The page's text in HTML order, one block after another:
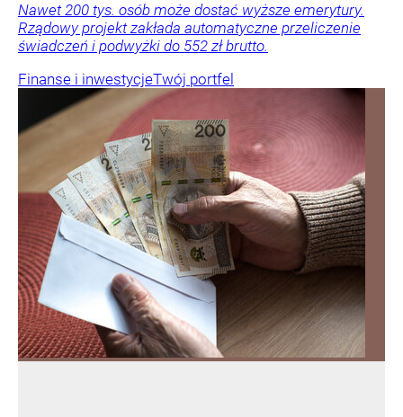
Nawet 200 tys. osób może dostać wyższe emerytury.
Rządowy projekt zakłada automatyczne przeliczenie
świadczeń i podwyżki do 552 zł brutto.
Finanse i inwestycjeTwój portfel